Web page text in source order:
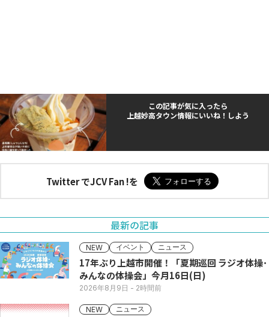
この記事が気に入ったら
上越妙高タウン情報にいいね！しよう
Twitter でJCV Fan !を
最新の記事
NEW イベント ニュース
17年ぶり上越市開催！「夏期巡回 ラジオ体操･
みんなの体操会」今月16日(日)
2026年8月9日 - 2時間前
NEW ニュース